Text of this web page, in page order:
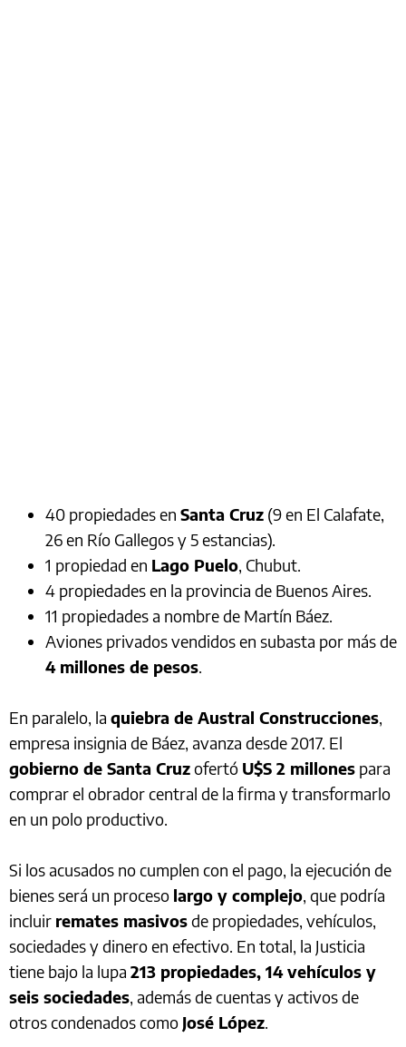
40 propiedades en Santa Cruz (9 en El Calafate,
26 en Río Gallegos y 5 estancias).
1 propiedad en Lago Puelo, Chubut.
4 propiedades en la provincia de Buenos Aires.
11 propiedades a nombre de Martín Báez.
Aviones privados vendidos en subasta por más de
4 millones de pesos.
En paralelo, la quiebra de Austral Construcciones,
empresa insignia de Báez, avanza desde 2017. El
gobierno de Santa Cruzofertó U$S 2 millones para
comprar el obrador central de la firma y transformarlo
en un polo productivo.
Si los acusados no cumplen con el pago, la ejecución de
bienes será un proceso largo y complejo, que podría
incluir remates masivosde propiedades, vehículos,
sociedades y dinero en efectivo. En total, la Justicia
tiene bajo la lupa 213 propiedades, 14 vehículos y
seis sociedades, además de cuentas y activos de
otros condenados como José López.